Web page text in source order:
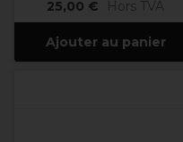
25,00 €
Hors TVA
Ajouter au panier